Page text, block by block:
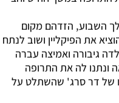
השבוע, הזדהם מקום
את הפיקליין ושוב לנתח
גיבורה ואמיצה עברה
לה את התרופה
של דר סרג' שהשתלט על